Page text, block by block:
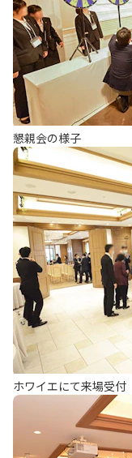
懇親会の様子
ホワイエにて来場受付